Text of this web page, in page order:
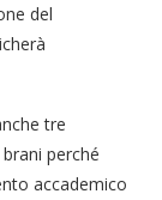
del
tre
perché
accademico